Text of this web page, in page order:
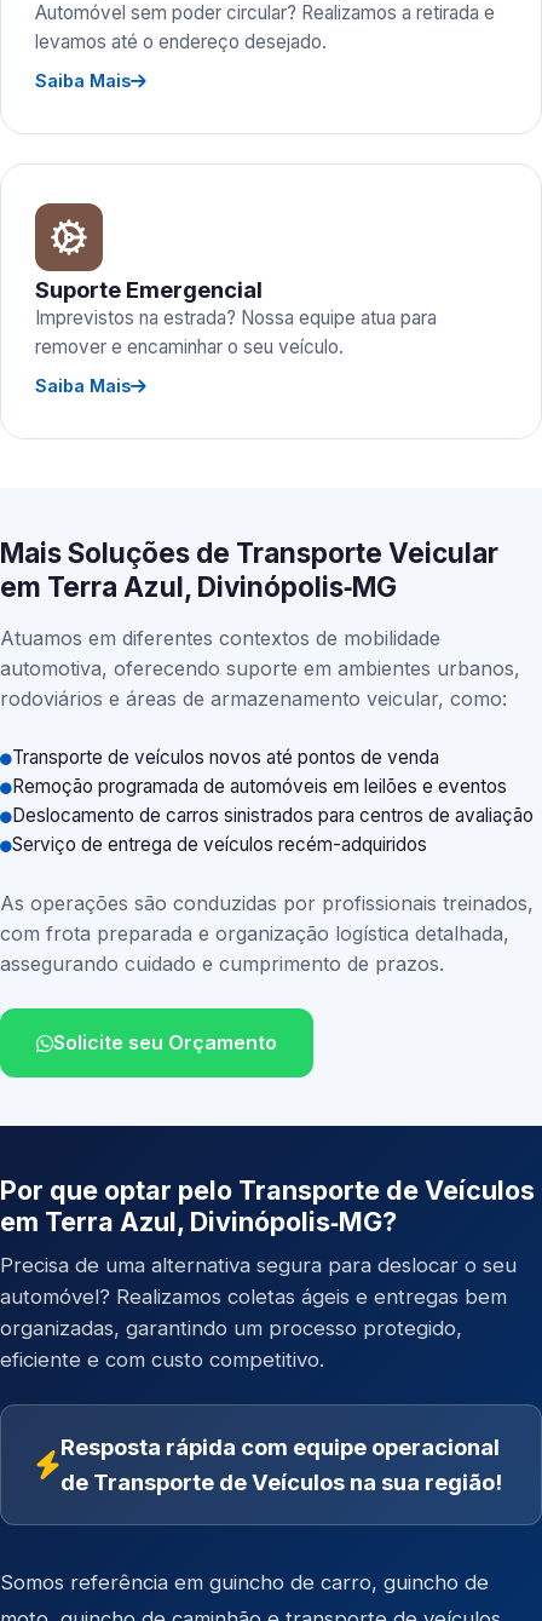
Automóvel sem poder circular? Realizamos a retirada e
levamos até o endereço desejado.
Saiba Mais
Suporte Emergencial
Imprevistos na estrada? Nossa equipe atua para
remover e encaminhar o seu veículo.
Saiba Mais
Mais Soluções de Transporte Veicular
em Terra Azul, Divinópolis‑MG
Atuamos em diferentes contextos de mobilidade
automotiva, oferecendo suporte em ambientes urbanos,
rodoviários e áreas de armazenamento veicular, como:
Transporte de veículos novos até pontos de venda
Remoção programada de automóveis em leilões e eventos
Deslocamento de carros sinistrados para centros de avaliação
Serviço de entrega de veículos recém-adquiridos
As operações são conduzidas por profissionais treinados,
com frota preparada e organização logística detalhada,
assegurando cuidado e cumprimento de prazos.
Solicite seu Orçamento
Por que optar pelo Transporte de Veículos
em Terra Azul, Divinópolis‑MG?
Precisa de uma alternativa segura para deslocar o seu
automóvel? Realizamos coletas ágeis e entregas bem
organizadas, garantindo um processo protegido,
eficiente e com custo competitivo.
Resposta rápida com equipe operacional
de Transporte de Veículos na sua região!
Somos referência em guincho de carro, guincho de